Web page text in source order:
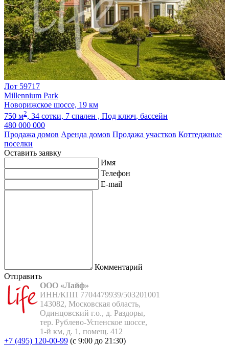
Лот 59717
Millennium Park
Новорижское шоссе, 19 км
750 м2, 34 сотки, 7 спален , Под ключ, бассейн
480 000 000
Продажа домов Аренда домов Продажа участков Коттеджные
поселки
Оставить заявку
Имя
Телефон
E-mail
Комментарий
Отправить
ООО «Лайф»
ИНН/КПП 7704479939/503201001
143082, Московская область,
Одинцовский г.о., д. Раздоры,
тер. Рублево-Успенское шоссе,
1-й км, д. 1, помещ. 412
+7 (495) 120-00-99 (с 9:00 до 21:30)